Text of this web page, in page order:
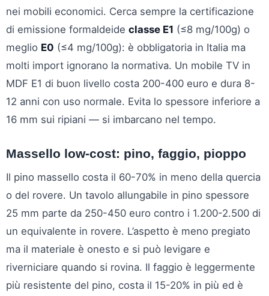
nei mobili economici. Cerca sempre la certificazione
di emissione formaldeide classe E1 (≤8 mg/100g) o
meglio E0 (≤4 mg/100g): è obbligatoria in Italia ma
molti import ignorano la normativa. Un mobile TV in
MDF E1 di buon livello costa 200-400 euro e dura 8-
12 anni con uso normale. Evita lo spessore inferiore a
16 mm sui ripiani — si imbarcano nel tempo.
Massello low-cost: pino, faggio, pioppo
Il pino massello costa il 60-70% in meno della quercia
o del rovere. Un tavolo allungabile in pino spessore
25 mm parte da 250-450 euro contro i 1.200-2.500 di
un equivalente in rovere. L’aspetto è meno pregiato
ma il materiale è onesto e si può levigare e
riverniciare quando si rovina. Il faggio è leggermente
più resistente del pino, costa il 15-20% in più ed è